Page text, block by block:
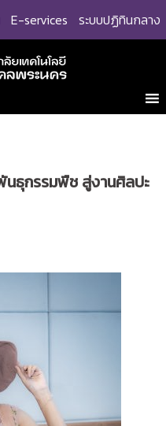
E-services ระบบปฏิทินกลาง
ธุกรรมพืช สู่งานศิลปะ